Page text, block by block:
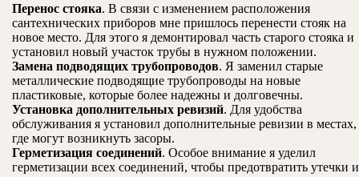
Перенос стояка. В связи с изменением расположения
сантехнических приборов мне пришлось перенести стояк на
новое место. Для этого я демонтировал часть старого стояка и
установил новый участок трубы в нужном положении.
Замена подводящих трубопроводов. Я заменил старые
металлические подводящие трубопроводы на новые
пластиковые, которые более надежны и долговечны.
Установка дополнительных ревизий. Для удобства
обслуживания я установил дополнительные ревизии в местах,
где могут возникнуть засоры.
Герметизация соединений. Особое внимание я уделил
герметизации всех соединений, чтобы предотвратить утечки и